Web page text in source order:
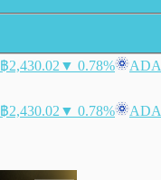
฿2,430.02 ▼ 0.78% ADA
฿2,430.02 ▼ 0.78% ADA